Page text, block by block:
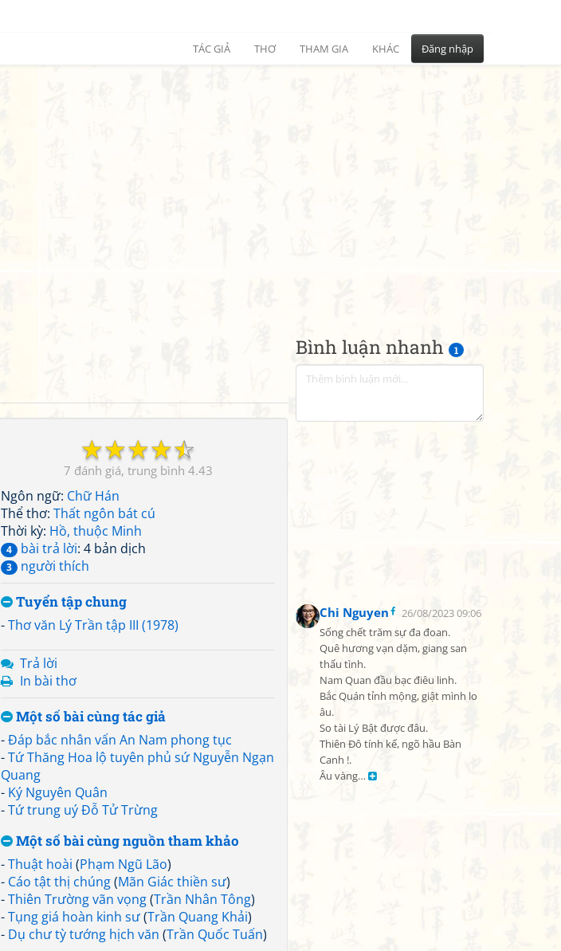
TÁC GIẢ THƠ THAM GIA KHÁC Đăng nhập
Bình luận nhanh 1
Chi Nguyen
26/08/2023 09:06
Sống chết trăm sự đa đoan.
Quê hương vạn dặm, giang san
thấu tình.
Nam Quan đầu bạc điêu linh.
Bắc Quán tỉnh mộng, giật mình lo
âu.
So tài Lý Bật được đâu.
Thiên Đô tính kế, ngõ hầu Bàn
Canh !.
Âu vàng…
☆
☆
☆
☆
☆
7 4.43
Ngôn ngữ: Chữ Hán
Thể thơ: Thất ngôn bát cú
Thời kỳ: Hồ, thuộc Minh
4 bài trả lời: 4 bản dịch
3 người thích
Tuyển tập chung
-Thơ văn Lý Trần tập III (1978)
Trả lời
In bài thơ
Một số bài cùng tác giả
-Đáp bắc nhân vấn An Nam phong tục
-Tứ Thăng Hoa lộ tuyên phủ sứ Nguyễn Ngạn
Quang
- Ký Nguyên Quân
-Tứ trung uý Đỗ Tử Trừng
Một số bài cùng nguồn tham khảo
-Thuật hoài (Phạm Ngũ Lão)
- Cáo tật thị chúng(Mãn Giác thiền sư)
-Thiên Trường vãn vọng(Trần Nhân Tông)
-Tụng giá hoàn kinh sư(Trần Quang Khải)
- Dụ chư tỳ tướng hịch văn (Trần Quốc Tuấn)